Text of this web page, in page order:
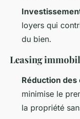
loyers qui
du bien.
Leasing
Réduction
minimise le
la propriété